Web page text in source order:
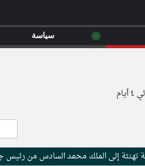
تهنئة إلى الملك محمد السادس من رئيس
◉ سياسة